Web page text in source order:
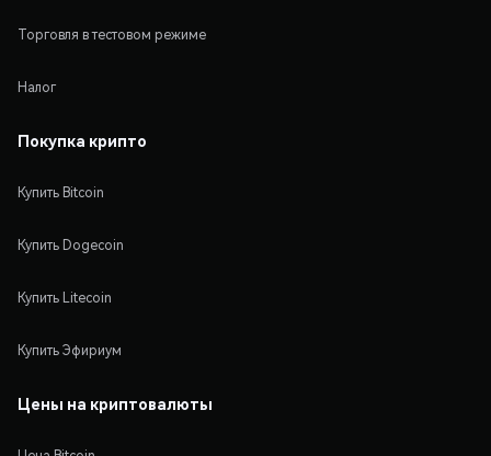
Торговля в тестовом режиме
Налог
Покупка крипто
Купить Bitcoin
Купить Dogecoin
Купить Litecoin
Купить Эфириум
Цены на криптовалюты